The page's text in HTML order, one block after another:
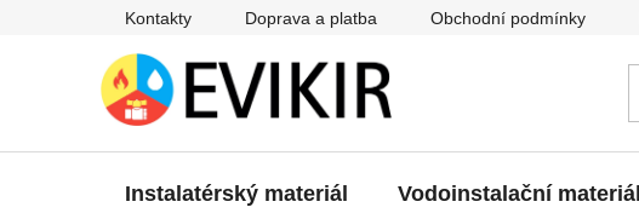
Kontakty Doprava a platba Obchodní podmínky
Instalatérský materiál Vodoinstalační materiál